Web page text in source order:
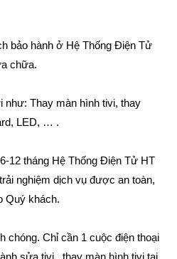
bảo hành ở Hệ Thống Điện Tử
chữa.
như: Thay màn hình tivi, thay
LED, … .
12 tháng Hệ Thống Điện Tử HT
nghiệm dịch vụ được an toàn,
Quý khách.
chóng. Chỉ cần 1 cuộc điện thoại
sửa tivi, thay màn hình tivi tại